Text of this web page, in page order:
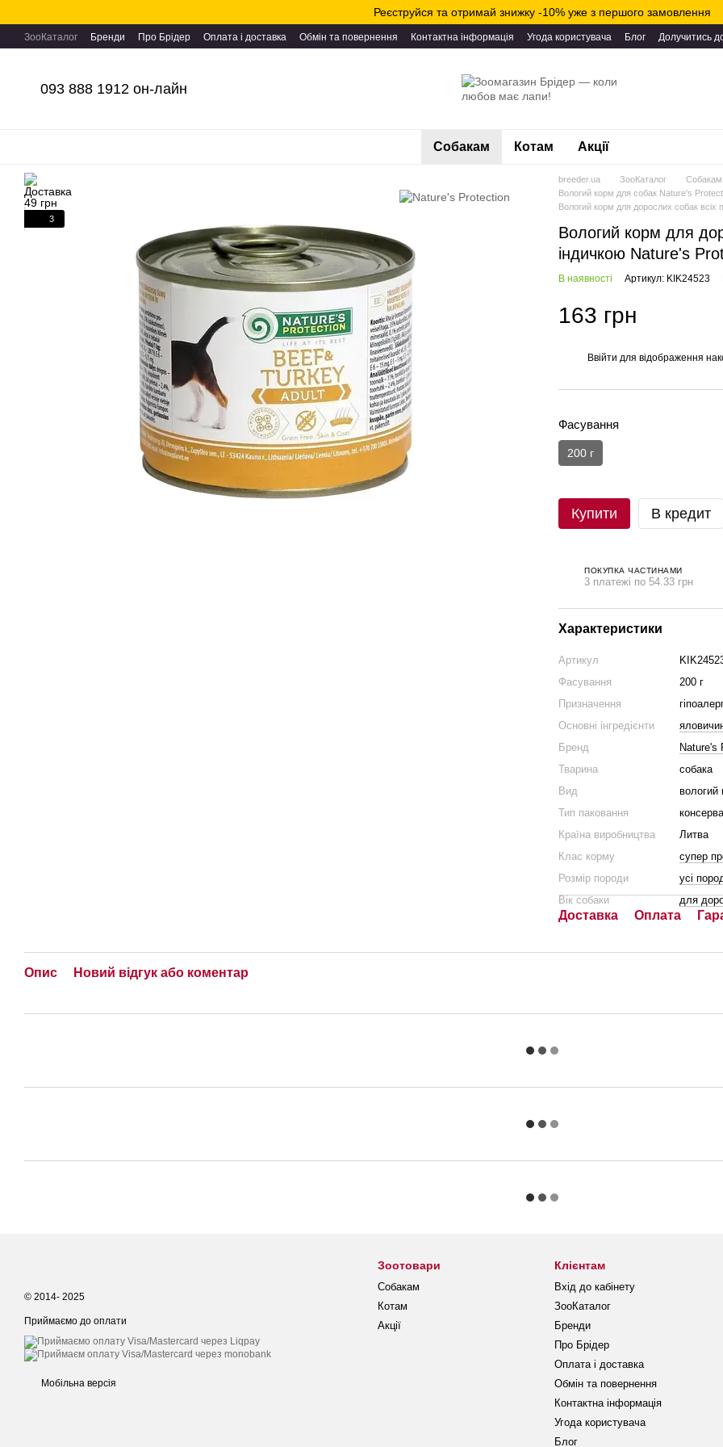
Реєструйся та отримай знижку -10% уже з першого замовлення
ЗооКаталог Бренди Про Брідер Оплата і доставка Обмін та повернення Контактна інформація Угода користувача Блог Долучитись
093 888 1912 он-лайн
Собакам Котам Акції
3
breeder.ua ЗооКаталог Собакам
Вологий корм для собак Nature's
Вологий корм для дорослих собак всіх
Вологий корм для
індичкою Nature's
В наявності Артикул: KIK24523
163 грн
Ввійти для відображення
Фасування
200 г
Купити В кредит
ПОКУПКА ЧАСТИНАМИ
3 платежі по 54.33 грн
Характеристики
Артикул
Фасування
200 г
Призначення
Основні інгредієнти
Бренд
Nature's
Тварина
собака
Вид
вологий
Тип паковання
консерва
Країна виробництва
Литва
Клас корму
супер
Розмір породи
усі
Вік собаки
для
Доставка Оплата
Опис Новий відгук або коментар
© 2014- 2025
Приймаємо до оплати
Мобільна версія
Зоотовари
Собакам
Котам
Акції
Клієнтам
Вхід до кабінету
ЗооКаталог
Бренди
Про Брідер
Оплата і доставка
Обмін та повернення
Контактна інформація
Угода користувача
Блог